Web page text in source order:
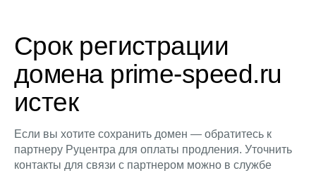
Срок регистрации
домена prime-speed.ru
истек
Если вы хотите сохранить домен — обратитесь к
партнеру Руцентра для оплаты продления. Уточнить
контакты для связи с партнером можно в службе